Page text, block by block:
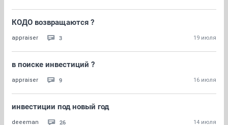
КОДО возвращаются ?
appraiser 3 19 июля
в поиске инвестиций ?
appraiser 9 16 июля
инвестиции под новый год
deeeman 26 14 июля